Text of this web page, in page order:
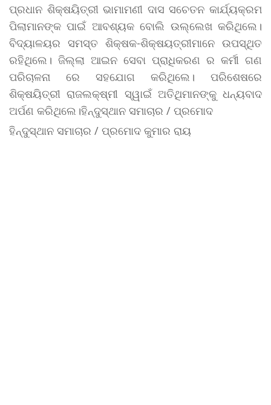
ପ୍ରଧାନ ଶିକ୍ଷୟିତ୍ରୀ ଭାମାମଣୀ ଦାସ ସଚେତନ କାର୍ଯ୍ୟକ୍ରମ
ପିଲାମାନଙ୍କ ପାଇଁ ଆବଶ୍ୟକ ବୋଲି ଉଲ୍ଲେଖ କରିଥିଲେ।
ବିଦ୍ୟାଳୟର ସମସ୍ତ ଶିକ୍ଷକ-ଶିକ୍ଷୟତ୍ରୀମାନେ ଉପସ୍ଥିତ
ରହିଥିଲେ। ଜିଲ୍ଲା ଆଇନ ସେବା ପ୍ରାଧିକରଣ ର କର୍ମୀ ଗଣ
ପରିଚାଳନା ରେ ସହଯୋଗ କରିଥିଲେ। ପରିଶେଷରେ
ଶିକ୍ଷୟିତ୍ରୀ ରାଜଲକ୍ଷ୍ମୀ ସ୍ୱାଇଁ ଅତିଥିମାନଙ୍କୁ ଧନ୍ୟବାଦ
ଅର୍ପଣ କରିଥିଲେ।ହିନ୍ଦୁସ୍ଥାନ ସମାଚାର / ପ୍ରମୋଦ
ହିନ୍ଦୁସ୍ଥାନ ସମାଚାର / ପ୍ରମୋଦ କୁମାର ରାୟ